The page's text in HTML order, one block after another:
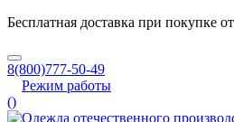
Бесплатная доставка при покупке
8(800)777-50-49
Режим работы
()